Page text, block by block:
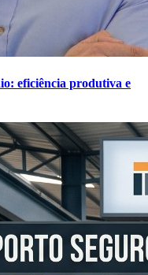
eficiência produtiva e